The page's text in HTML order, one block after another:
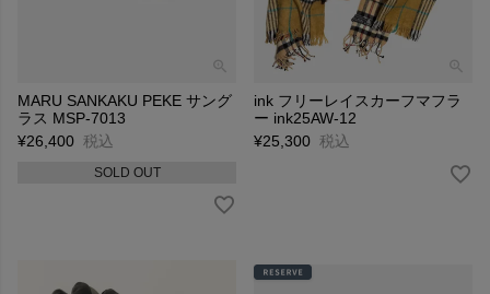
MARU SANKAKU PEKE サング
ラス MSP-7013
¥26,400 税込
SOLD OUT
ink フリーレイスカーフマフラ
ー ink25AW-12
¥25,300 税込